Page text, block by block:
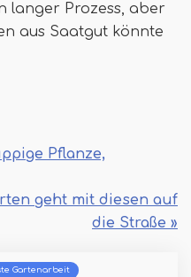
langer Prozess, aber
aus Saatgut könnte
Pflanze,
geht mit diesen auf
die Straße »
Gartenarbeit